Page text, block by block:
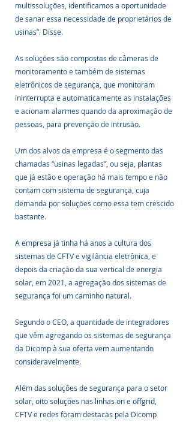
multissoluções, identificamos a oportunidade
de sanar essa necessidade de proprietários de
usinas”. Disse.
As soluções são compostas de câmeras de
monitoramento e também de sistemas
eletrônicos de segurança, que monitoram
ininterrupta e automaticamente as instalações
e acionam alarmes quando da aproximação de
pessoas, para prevenção de intrusão.
Um dos alvos da empresa é o segmento das
chamadas “usinas legadas”, ou seja, plantas
que já estão e operação há mais tempo e não
contam com sistema de segurança, cuja
demanda por soluções como essa tem crescido
bastante.
A empresa já tinha há anos a cultura dos
sistemas de CFTV e vigilância eletrônica, e
depois da criação da sua vertical de energia
solar, em 2021, a agregação dos sistemas de
segurança foi um caminho natural.
Segundo o CEO, a quantidade de integradores
que vêm agregando os sistemas de segurança
da Dicomp à sua oferta vem aumentando
consideravelmente.
Além das soluções de segurança para o setor
solar, oito soluções nas linhas on e offgrid,
CFTV e redes foram destacas pela Dicomp